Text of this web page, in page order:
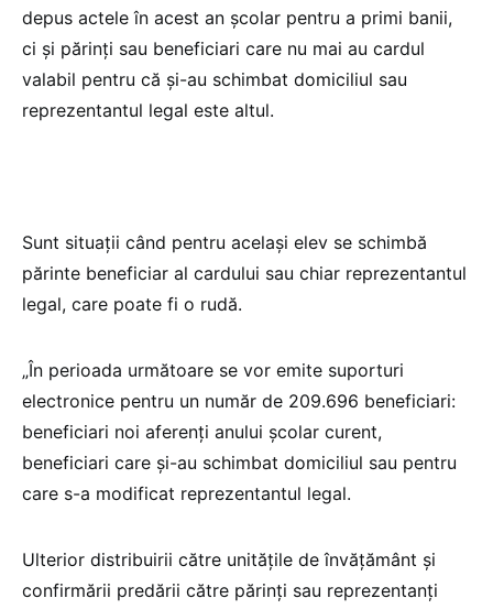
depus actele în acest an școlar pentru a primi banii,
ci și părinți sau beneficiari care nu mai au cardul
valabil pentru că și-au schimbat domiciliul sau
reprezentantul legal este altul.
Sunt situații când pentru același elev se schimbă
părinte beneficiar al cardului sau chiar reprezentantul
legal, care poate fi o rudă.
„În perioada următoare se vor emite suporturi
electronice pentru un număr de 209.696 beneficiari:
beneficiari noi aferenți anului școlar curent,
beneficiari care și-au schimbat domiciliul sau pentru
care s-a modificat reprezentantul legal.
Ulterior distribuirii către unitățile de învățământ și
confirmării predării către părinți sau reprezentanți